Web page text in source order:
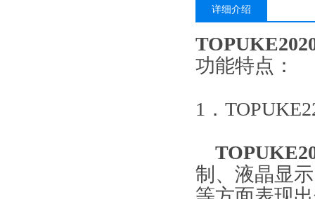
详细介绍
功能特点：
1．
制、液晶显